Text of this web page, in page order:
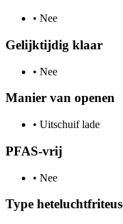
• Nee
Gelijktijdig klaar
• Nee
Manier van openen
• Uitschuif lade
PFAS-vrij
• Nee
Type